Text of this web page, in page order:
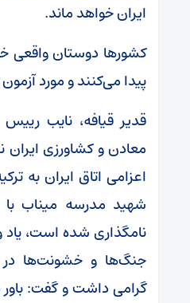
ایران خواهد ماند.
کشور‌ها دوستان واقعی
پیدا می‌کنند و مورد
قدیر قیافه، نایب رییس
معادن و کشاورزی ایران
اعزامی اتاق ایران به
نامگذاری شده است، یاد
جنگ‌ها و خشونت‌ها در
گرامی داشت و گفت: باور